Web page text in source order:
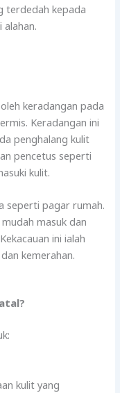
terdedah kepada
keradangan pada
Keradangan ini
penghalang kulit
pencetus seperti
kulit.
seperti pagar rumah.
masuk dan
ini ialah
kemerahan.
kulit yang